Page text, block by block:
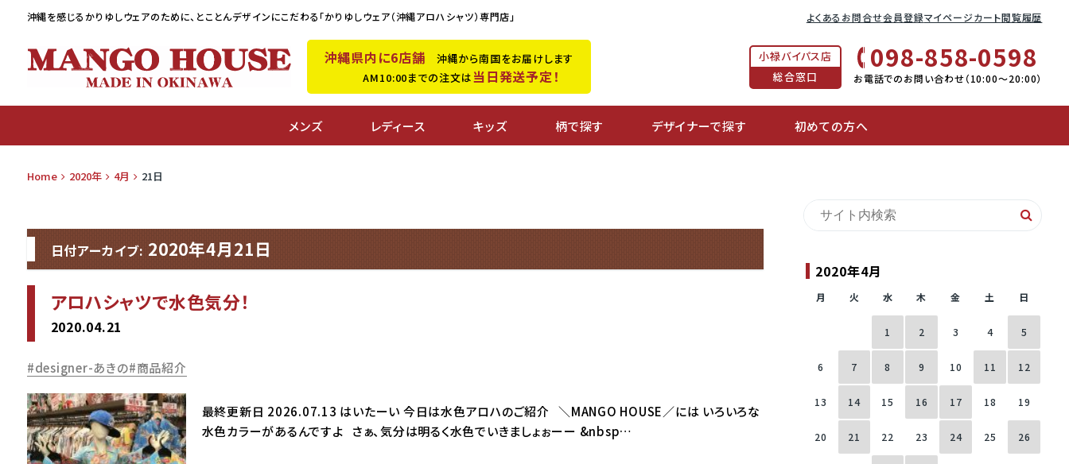
沖縄を感じるかりゆしウェアのために、 とことんデザインにこだわる「かりゆしウェア（沖縄アロハシャツ）専門店」 よくあるお問合せ会員登録マイページカート閲覧履歴
沖縄県内に6店舗 沖縄から南国をお届けします
AM10:00までの注文は当日発送予定！
小禄バイパス店
総合窓口
098-858-0598
お電話でのお問い合わせ（10:00〜20:00）
メンズ レディース キッズ 柄で探す デザイナーで探す 初めての方へ
Home 2020年 4月 21日
日付アーカイブ: 2020年4月21日
アロハシャツで水色気分！
2020.04.21
designer-あきの 商品紹介
最終更新日 2026.07.13 はいたーい 今日は水色アロハのご紹介 ＼MANGO HOUSE／には いろいろな
水色カラーがあるんですよ さぁ、気分は明るく水色でいきましょぉーー &nbsp…
2020年4月
月 火 水 木 金 土 日
1 2 3 4 5
6 7 8 9 10 11 12
13 14 15 16 17 18 19
20 21 22 23 24 25 26